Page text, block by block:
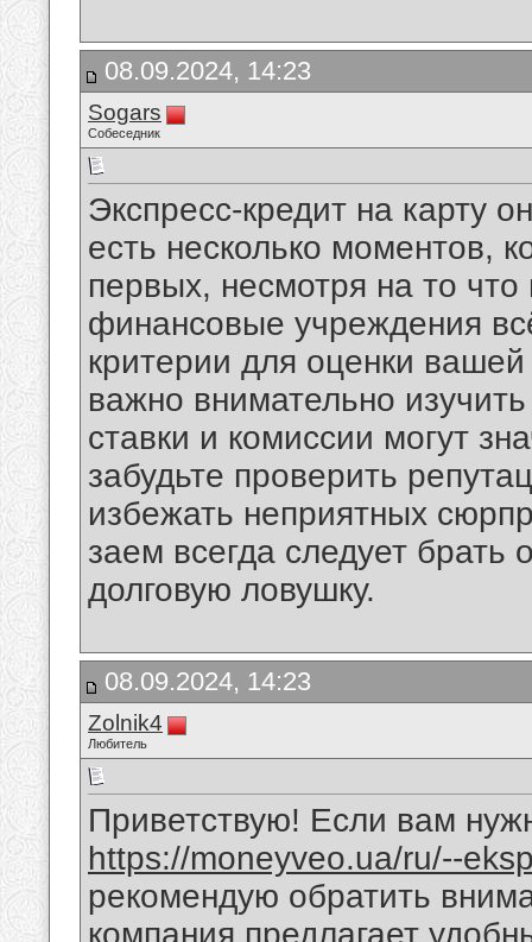
08.09.2024, 14:23
Sogars
Собеседник
Экспресс-кредит на карту
есть несколько моментов,
первых, несмотря на то
финансовые учреждения
критерии для оценки
важно внимательно
ставки и комиссии могут
забудьте проверить
избежать неприятных
заем всегда следует брать
долговую ловушку.
08.09.2024, 14:23
Zolnik4
Любитель
Приветствую! Если вам
https://moneyveo.ua/ru/--
рекомендую обратить